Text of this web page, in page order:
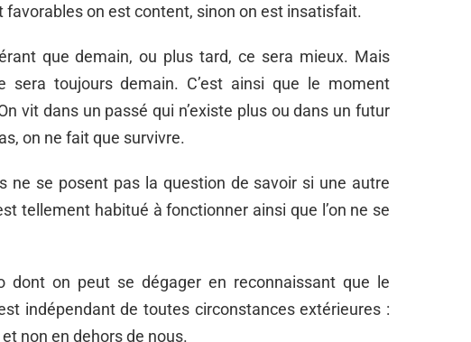
favorables on est content, sinon on est insatisfait.
que demain, ou plus tard, ce sera mieux. Mais
sera toujours demain. C’est ainsi que le moment
vit dans un passé qui n’existe plus ou dans un futur
on ne fait que survivre.
ne se posent pas la question de savoir si une autre
tellement habitué à fonctionner ainsi que l’on ne se
dont on peut se dégager en reconnaissant que le
indépendant de toutes circonstances extérieures :
non en dehors de nous.